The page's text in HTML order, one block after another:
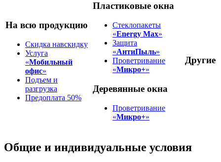
На всю продукцию
Скидка навскидку
Услуга
«Мобильный
офис»
Подъем и
разгрузка
Предоплата 50%
Пластиковые окна
Стеклопакеты
«Energy Max»
Защита
«АнтиПыль»
Проветривание
«Микро+»
Деревянные окна
Проветривание
«Микро+»
Другие
Общие и индивидуальные условия